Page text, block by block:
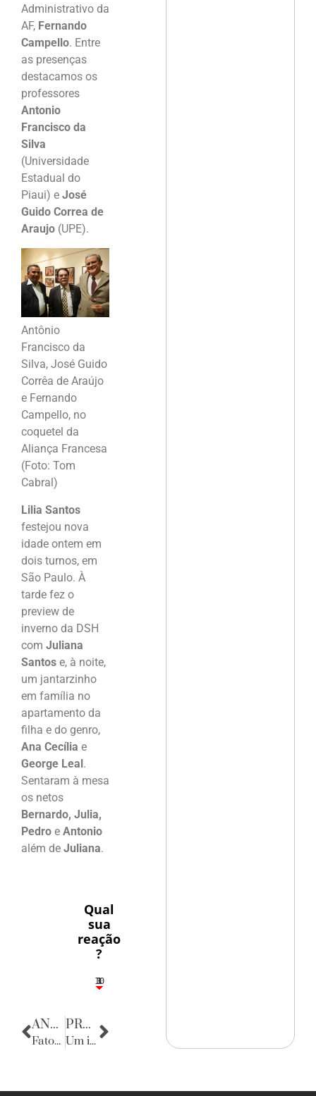
Administrativo da
AF, Fernando
Campello. Entre
as presenças
destacamos os
professores
Antonio
Francisco da
Silva
(Universidade
Estadual do
Piaui) e José
Guido Correa de
Araujo (UPE).
Antônio
Francisco da
Silva, José Guido
Corrêa de Araújo
e Fernando
Campello, no
coquetel da
Aliança Francesa
(Foto: Tom
Cabral)
Lilia Santos
festejou nova
idade ontem em
dois turnos, em
São Paulo. À
tarde fez o
preview de
inverno da DSH
com Juliana
Santos e, à noite,
um jantarzinho
em família no
apartamento da
filha e do genro,
Ana Cecília e
George Leal.
Sentaram à mesa
os netos
Bernardo, Julia,
Pedro e Antonio
além de Juliana.
Qual
sua
reação
?
3
1
1
3
10
ANTERIOR
Fatos Diversos
PRÓXIMA
Um instante, Maestro!